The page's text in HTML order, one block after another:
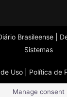
Brasileense |
Sistemas
Uso | Política de
Manage consent